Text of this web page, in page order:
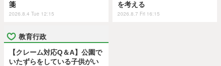
箋
2026.8.4 Tue 12:15
を考える
2026.8.7 Fri 16:15
教育行政
【クレーム対応Q＆A】公園で
いたずらをしている子供がい